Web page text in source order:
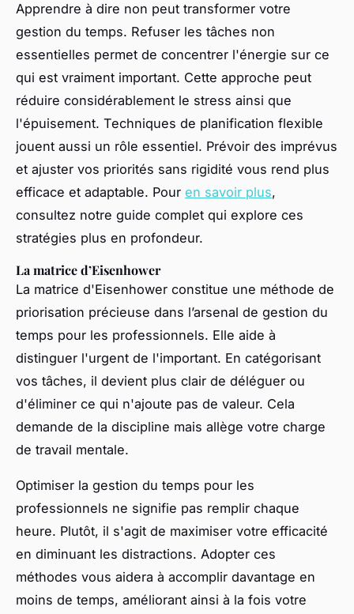
Apprendre à dire non peut transformer votre
gestion du temps. Refuser les tâches non
essentielles permet de concentrer l'énergie sur ce
qui est vraiment important. Cette approche peut
réduire considérablement le stress ainsi que
l'épuisement. Techniques de planification flexible
jouent aussi un rôle essentiel. Prévoir des imprévus
et ajuster vos priorités sans rigidité vous rend plus
efficace et adaptable. Pour en savoir plus,
consultez notre guide complet qui explore ces
stratégies plus en profondeur.
La matrice d’Eisenhower
La matrice d'Eisenhower constitue une méthode de
priorisation précieuse dans l’arsenal de gestion du
temps pour les professionnels. Elle aide à
distinguer l'urgent de l'important. En catégorisant
vos tâches, il devient plus clair de déléguer ou
d'éliminer ce qui n'ajoute pas de valeur. Cela
demande de la discipline mais allège votre charge
de travail mentale.
Optimiser la gestion du temps pour les
professionnels ne signifie pas remplir chaque
heure. Plutôt, il s'agit de maximiser votre efficacité
en diminuant les distractions. Adopter ces
méthodes vous aidera à accomplir davantage en
moins de temps, améliorant ainsi à la fois votre